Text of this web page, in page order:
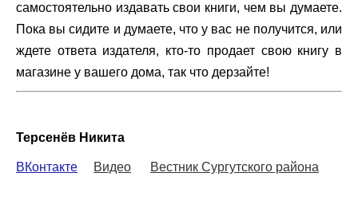
самостоятельно издавать свои книги, чем вы думаете.
Пока вы сидите и думаете, что у вас не получится, или
ждете ответа издателя, кто-то продает свою книгу в
магазине у вашего дома, так что дерзайте!
Терсенёв Никита
ВКонтакте Видео Вестник Сургутского района